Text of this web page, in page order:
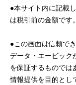
●本サイト内に記載
は税引前の金額です。
●この画面は信頼で
データ・エービック
を保証するものでは
情報提供を目的とし